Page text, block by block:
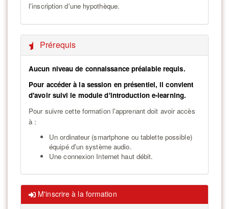
l'inscription d'une hypothèque.
Prérequis
Aucun niveau de connaissance préalable requis.
Pour accéder à la session en présentiel, il convient
d'avoir suivi le module d'introduction e-learning.
Pour suivre cette formation l'apprenant doit avoir accès
à :
Un ordinateur (smartphone ou tablette possible)
équipé d'un système audio.
Une connexion Internet haut débit.
M'inscrire à la formation